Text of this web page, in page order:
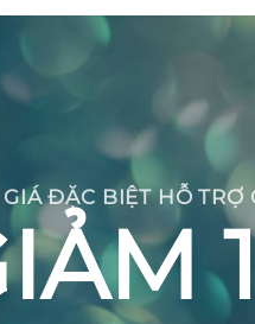
GIÁ ĐẶC BIỆT HỖ TRỢ